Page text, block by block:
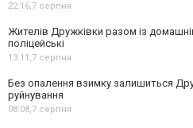
22:16,7 серпня
Жителів Дружківки разом із
поліцейські
13:11,7 серпня
Без опалення взимку залишиться
руйнування
08:08,7 серпня